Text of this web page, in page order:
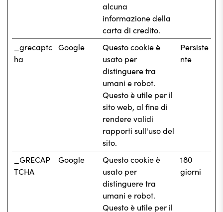
alcuna
informazione della
carta di credito.
_grecaptc
ha
Google
Questo cookie è
usato per
distinguere tra
umani e robot.
Questo è utile per il
sito web, al fine di
rendere validi
rapporti sull'uso del
sito.
Persiste
nte
_GRECAP
TCHA
Google
Questo cookie è
usato per
distinguere tra
umani e robot.
Questo è utile per il
180
giorni